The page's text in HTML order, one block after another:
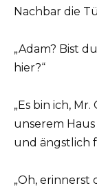
Nachbar die
„Adam? Bist
hier?“
„Es bin ich,
unserem Haus
und ängstlich
„Oh, erinnerst